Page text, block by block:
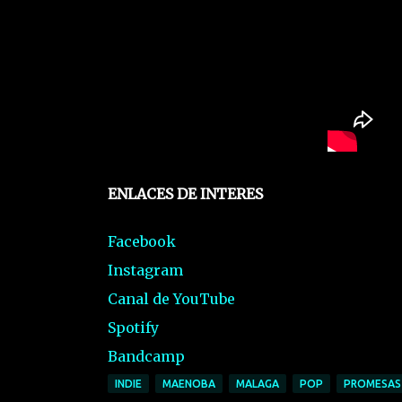
ENLACES DE INTERES
Facebook
Instagram
Canal de YouTube
Spotify
Bandcamp
INDIE MAENOBA MALAGA POP PROMESAS